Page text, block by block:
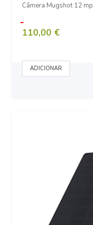
Câmera Mugshot 12 mp
110,00 €